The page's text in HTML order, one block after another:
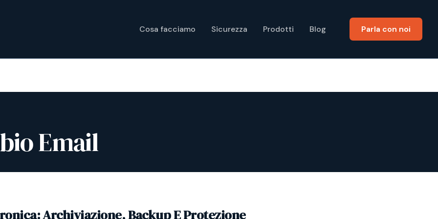
Cosa facciamo Sicurezza Prodotti Blog Parla con noi
Email
Archiviazione, Backup E Protezione